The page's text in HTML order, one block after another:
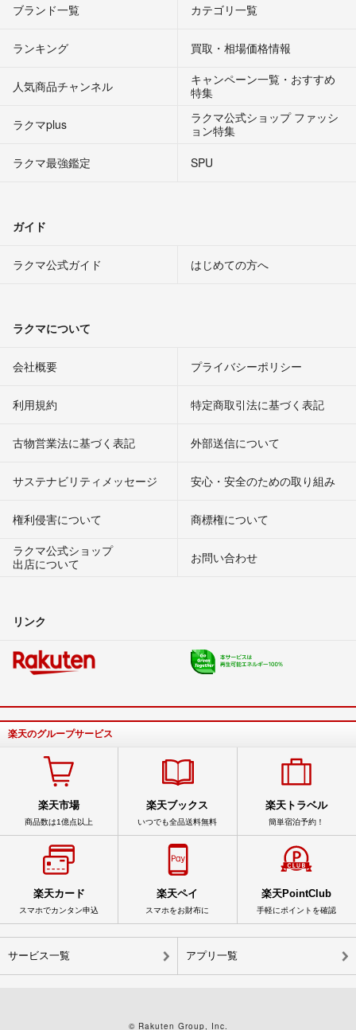
ブランド一覧 カテゴリ一覧
ランキング 買取・相場価格情報
人気商品チャンネル
キャンペーン一覧・おすすめ
特集
ラクマplus
ラクマ公式ショップ ファッシ
ョン特集
ラクマ最強鑑定
SPU
ガイド
ラクマ公式ガイド はじめての方へ
ラクマについて
会社概要 プライバシーポリシー
利用規約 特定商取引法に基づく表記
古物営業法に基づく表記 外部送信について
サステナビリティメッセージ 安心・安全のための取り組み
権利侵害について
商標権について
ラクマ公式ショップ
出店について
お問い合わせ
リンク
楽天のグループサービス
楽天市場
商品数は1億点以上
楽天ブックス
いつでも全品送料無料
楽天トラベル
簡単宿泊予約！
楽天カード
スマホでカンタン申込
楽天ペイ
スマホをお財布に
楽天PointClub
手軽にポイントを確認
サービス一覧 アプリ一覧
© Rakuten Group, Inc.